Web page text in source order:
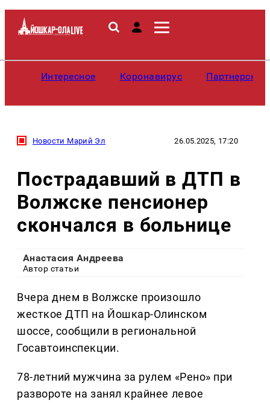
Интересное Коронавирус
Новости Марий Эл 26.05.2025, 17:20
Пострадавший в ДТП в
Волжске пенсионер
скончался в больнице
Анастасия Андреева
Автор статьи
Вчера днем в Волжске произошло
жесткое ДТП на Йошкар-Олинском
шоссе, сообщили в региональной
Госавтоинспекции.
78-летний мужчина за рулем «Рено» при
развороте на занял крайнее левое